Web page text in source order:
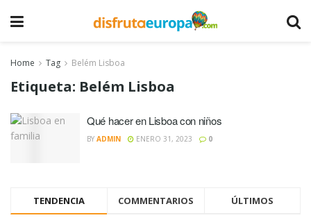
Home Tag Belém Lisboa
Etiqueta: Belém Lisboa
Qué hacer en Lisboa con niños
BY ADMIN ENERO 31, 2023 0
TENDENCIA COMMENTARIOS ÚLTIMOS